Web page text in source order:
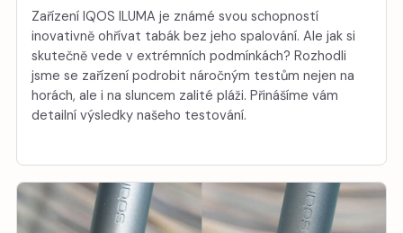
Zařízení IQOS ILUMA je známé svou schopností
inovativně ohřívat tabák bez jeho spalování. Ale jak si
skutečně vede v extrémních podmínkách? Rozhodli
jsme se zařízení podrobit náročným testům nejen na
horách, ale i na sluncem zalité pláži. Přinášíme vám
detailní výsledky našeho testování.